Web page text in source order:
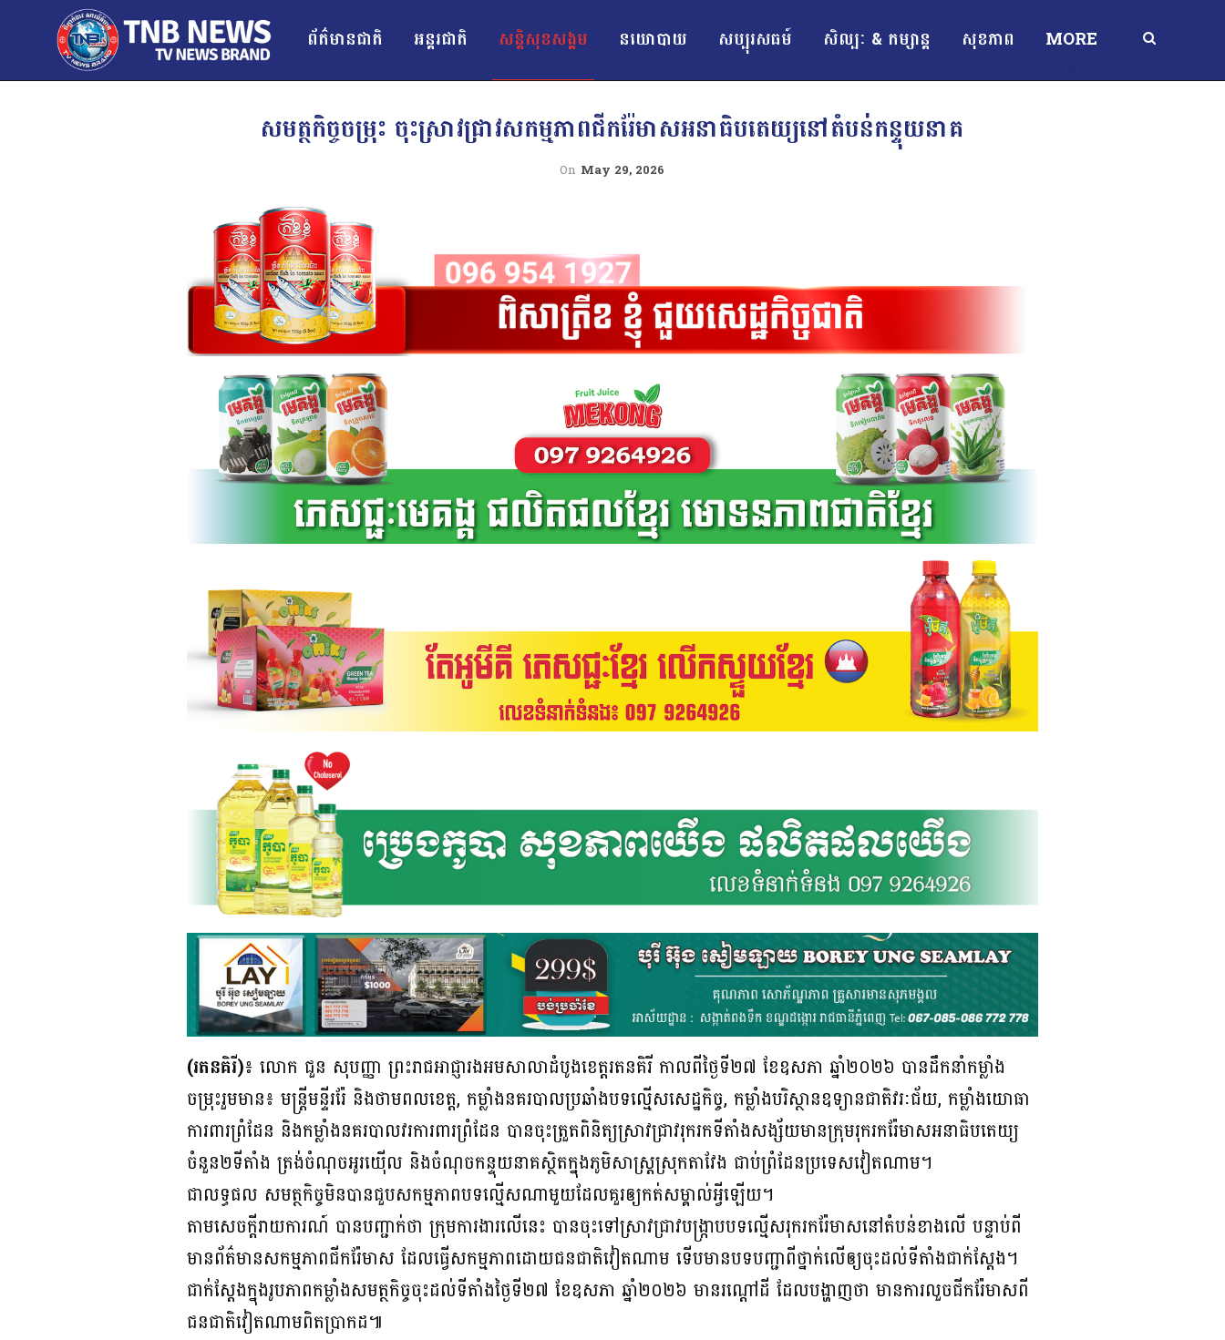
ព័ត៌មានជាតិ អន្ដរជាតិ សន្តិសុខសង្គម នយោបាយ សប្បុរសធម៍ សិល្បៈ & កម្សាន្ត សុខភាព MORE
សមត្ថកិច្ចចម្រុះ ចុះស្រាវជ្រាវសកម្មភាពជីករ៉ែមាសអនាធិបតេយ្យនៅតំបន់កន្ទុយនាគ
On May 29, 2026
(រតនគិរី)៖លោក ជួន សុបញ្ញា ព្រះរាជអាជ្ញារងអមសាលាដំបូងខេត្តរតនគិរី កាលពីថ្ងៃទី២៧ ខែឧសភា ឆ្នាំ២០២៦ បានដឹកនាំកម្លាំង
ចម្រុះរួមមាន៖ មន្ត្រីមន្ទីររ៉ែ និងថាមពលខេត្ត, កម្លាំងនគរបាលប្រឆាំងបទល្មើសសេដ្ឋកិច្ច, កម្លាំងបរិស្ថានឧទ្យានជាតិវរៈជ័យ, កម្លាំងយោធា
ការពារព្រំដែន និងកម្លាំងនគរបាលវរការពារព្រំដែន បានចុះត្រួតពិនិត្យស្រាវជ្រាវរុករកទីតាំងសង្ស័យមានក្រុមរុករករ៉ែមាសអនាធិបតេយ្យ
ចំនួន២ទីតាំង ត្រង់ចំណុចអូរយ៉ើល និងចំណុចកន្ទុយនាគស្ថិតក្នុងភូមិសាស្ត្រស្រុកតាវែង ជាប់ព្រំដែនប្រទេសវៀតណាម។
ជាលទ្ធផល សមត្ថកិច្ចមិនបានជួបសកម្មភាពបទល្មើសណាមួយដែលគួរឲ្យកត់សម្គាល់អ្វីឡើយ។
តាមសេចក្តីរាយការណ៍ បានបញ្ជាក់ថា ក្រុមការងារលើនេះ បានចុះទៅស្រាវជ្រាវបង្ក្រាបបទល្មើសរុករករ៉ែមាសនៅតំបន់ខាងលើ បន្ទាប់ពី
មានព័ត៌មានសកម្មភាពជីករ៉ែមាស ដែលធ្វើសកម្មភាពដោយជនជាតិវៀតណាម ទើបមានបទបញ្ជាពីថ្នាក់លើឲ្យចុះដល់ទីតាំងជាក់ស្តែង។
ជាក់ស្តែងក្នុងរូបភាពកម្លាំងសមត្ថកិច្ចចុះដល់ទីតាំងថ្ងៃទី២៧ ខែឧសភា ឆ្នាំ២០២៦ មានរណ្តៅដី ដែលបង្ហាញថា មានការលួចជីករ៉ែមាសពី
ជនជាតិវៀតណាមពិតប្រាកដ៕